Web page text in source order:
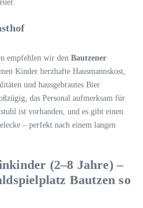
empfehlen wir den Bautzener
Kinder herzhafte Hausmannskost,
und hausgebrautes Bier
das Personal aufmerksam für
ist vorhanden, und es gibt einen
– perfekt nach einem langen
(2–8 Jahre) –
Bautzen so